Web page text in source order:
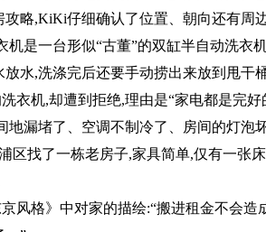
略,KiKi仔细确认了位置、朝向还有周
是一台形似“古董”的双缸半自动洗衣机
水,洗涤完后还要手动捞出来放到甩干
衣机,却遭到拒绝,理由是“家电都是完
地漏堵了、空调不制冷了、房间的灯泡
区找了一栋老房子,家具简单,仅有一张
风格》中对家的描绘:“搬进租金不会